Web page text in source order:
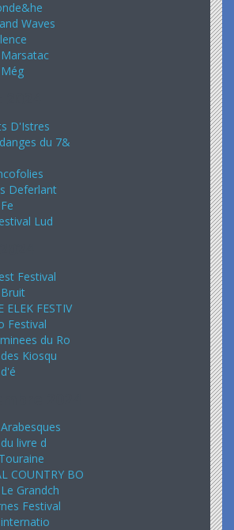
Waves
D'Istres
du 7&
Deferlant
Lud
Festival
ELEK FESTIV
Festival
du Ro
Kiosqu
livre d
COUNTRY BO
Grandch
Festival